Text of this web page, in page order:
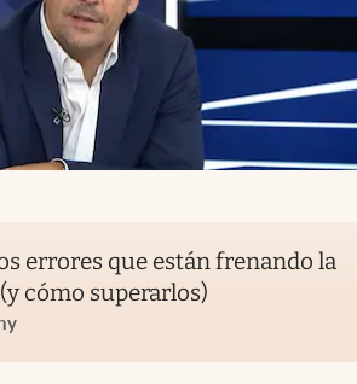
errores que están frenando la
cómo superarlos)